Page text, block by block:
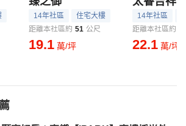
14年社區
住宅大樓
距離本社區約 51 公尺
19.1 萬/坪
14年社區
距離本社區約
22.1 萬/坪